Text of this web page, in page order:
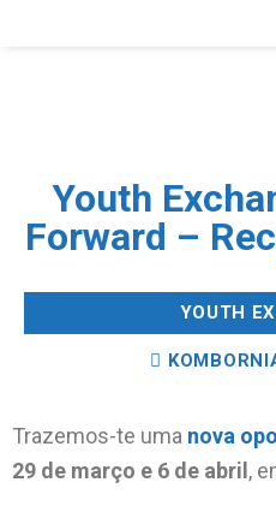
Youth
Forward –
YOUTH
Trazemos-te uma nova
29 de março e 6 de abril ,